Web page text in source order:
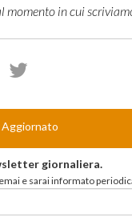
giornaliera.
e sarai informato